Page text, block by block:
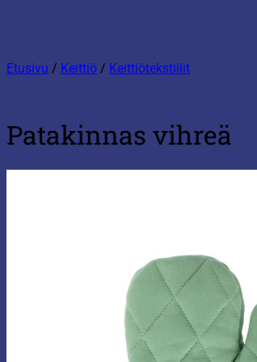
Etusivu / Keittiö / Keittiötekstiilit
Patakinnas vihreä